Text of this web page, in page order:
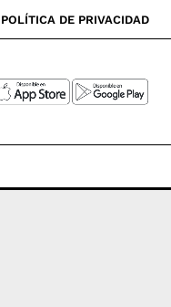
POLÍTICA DE PRIVACIDAD